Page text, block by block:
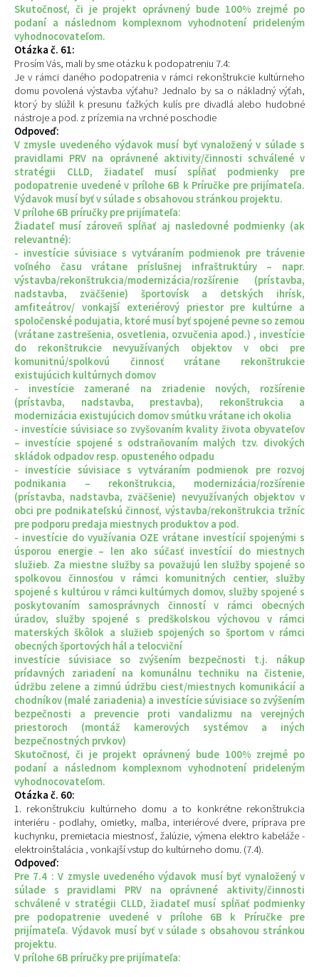
Skutočnosť, či je projekt oprávnený bude 100% zrejmé po
podaní a následnom komplexnom vyhodnotení prideleným
vyhodnocovateľom.
Otázka č. 61:
Prosím Vás, mali by sme otázku k podopatreniu 7.4:
Je v rámci daného podopatrenia v rámci rekonštrukcie kultúrneho
domu povolená výstavba výťahu? Jednalo by sa o nákladný výťah,
ktorý by slúžil k presunu ťažkých kulís pre divadlá alebo hudobné
nástroje a pod. z prízemia na vrchné poschodie
Odpoveď:
V zmysle uvedeného výdavok musí byť vynaložený v súlade s
pravidlami PRV na oprávnené aktivity/činnosti schválené v
stratégii CLLD, žiadateľ musí spĺňať podmienky pre
podopatrenie uvedené v prílohe 6B k Príručke pre prijímateľa.
Výdavok musí byť v súlade s obsahovou stránkou projektu.
V prílohe 6B príručky pre prijímateľa:
Žiadateľ musí zároveň spĺňať aj nasledovné podmienky (ak
relevantné):
- investície súvisiace s vytváraním podmienok pre trávenie
voľného času vrátane príslušnej infraštruktúry – napr.
výstavba/rekonštrukcia/modernizácia/rozšírenie (prístavba,
nadstavba, zväčšenie) športovísk a detských ihrísk,
amfiteátrov/ vonkajší exteriérový priestor pre kultúrne a
spoločenské podujatia, ktoré musí byť spojené pevne so zemou
(vrátane zastrešenia, osvetlenia, ozvučenia apod.) , investície
do rekonštrukcie nevyužívaných objektov v obci pre
komunitnú/spolkovú činnosť vrátane rekonštrukcie
existujúcich kultúrnych domov
- investície zamerané na zriadenie nových, rozšírenie
(prístavba, nadstavba, prestavba), rekonštrukcia a
modernizácia existujúcich domov smútku vrátane ich okolia
- investície súvisiace so zvyšovaním kvality života obyvateľov
– investície spojené s odstraňovaním malých tzv. divokých
skládok odpadov resp. opusteného odpadu
- investície súvisiace s vytváraním podmienok pre rozvoj
podnikania – rekonštrukcia, modernizácia/rozšírenie
(prístavba, nadstavba, zväčšenie) nevyužívaných objektov v
obci pre podnikateľskú činnosť, výstavba/rekonštrukcia tržníc
pre podporu predaja miestnych produktov a pod.
- investície do využívania OZE vrátane investícií spojenými s
úsporou energie – len ako súčasť investícií do miestnych
služieb. Za miestne služby sa považujú len služby spojené so
spolkovou činnosťou v rámci komunitných centier, služby
spojené s kultúrou v rámci kultúrnych domov, služby spojené s
poskytovaním samosprávnych činností v rámci obecných
úradov, služby spojené s predškolskou výchovou v rámci
materských škôlok a služieb spojených so športom v rámci
obecných športových hál a telocviční
investície súvisiace so zvýšením bezpečnosti t.j. nákup
prídavných zariadení na komunálnu techniku na čistenie,
údržbu zelene a zimnú údržbu ciest/miestnych komunikácií a
chodníkov (malé zariadenia) a investície súvisiace so zvýšením
bezpečnosti a prevencie proti vandalizmu na verejných
priestoroch (montáž kamerových systémov a iných
bezpečnostných prvkov)
Skutočnosť, či je projekt oprávnený bude 100% zrejmé po
podaní a následnom komplexnom vyhodnotení prideleným
vyhodnocovateľom.
Otázka č. 60:
1. rekonštrukciu kultúrneho domu a to konkrétne rekonštrukcia
interiéru - podlahy, omietky, maľba, interiérové dvere, príprava pre
kuchynku, premietacia miestnosť, žalúzie, výmena elektro kabeláže -
elektroinštalácia , vonkajší vstup do kultúrneho domu. (7.4).
Odpoveď:
Pre 7.4 : V zmysle uvedeného výdavok musí byť vynaložený v
súlade s pravidlami PRV na oprávnené aktivity/činnosti
schválené v stratégii CLLD, žiadateľ musí spĺňať podmienky
pre podopatrenie uvedené v prílohe 6B k Príručke pre
prijímateľa. Výdavok musí byť v súlade s obsahovou stránkou
projektu.
V prílohe 6B príručky pre prijímateľa: